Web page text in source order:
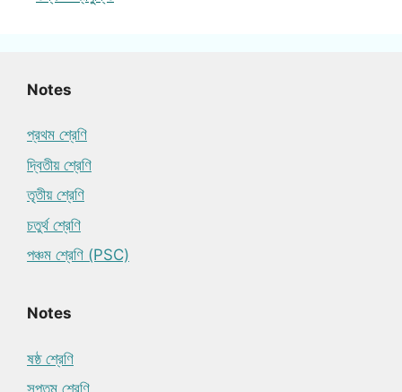
Notes
প্রথম শ্রেণি
দ্বিতীয় শ্রেণি
তৃতীয় শ্রেণি
চতুর্থ শ্রেণি
পঞ্চম শ্রেণি (PSC)
Notes
ষষ্ঠ শ্রেণি
সপ্তম শ্রেণি